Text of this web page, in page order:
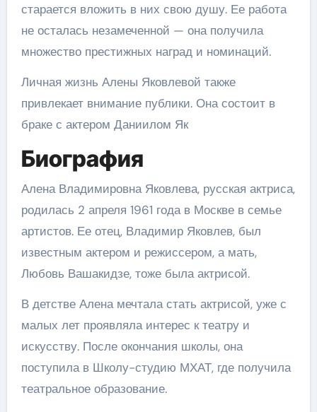
старается вложить в них свою душу. Ее работа
не осталась незамеченной — она получила
множество престижных наград и номинаций.
Личная жизнь Алены Яковлевой также
привлекает внимание публики. Она состоит в
браке с актером Даниилом Як
Биография
Алена Владимировна Яковлева, русская актриса,
родилась 2 апреля 1961 года в Москве в семье
артистов. Ее отец, Владимир Яковлев, был
известным актером и режиссером, а мать,
Любовь Вашакидзе, тоже была актрисой.
В детстве Алена мечтала стать актрисой, уже с
малых лет проявляла интерес к театру и
искусству. После окончания школы, она
поступила в Школу-студию МХАТ, где получила
театральное образование.